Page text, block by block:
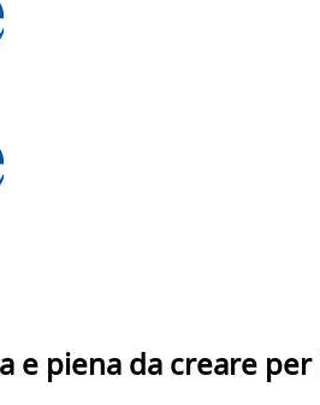
e piena da creare per